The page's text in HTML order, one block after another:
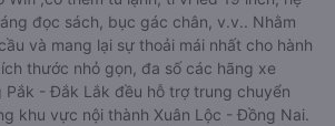
đọc sách, bục gác chân, v.v.. Nhằm
và mang lại sự thoải mái nhất cho hành
thước nhỏ gọn, đa số các hãng xe
Pắk - Đắk Lắk đều hỗ trợ trung chuyển
khu vực nội thành Xuân Lộc - Đồng Nai.